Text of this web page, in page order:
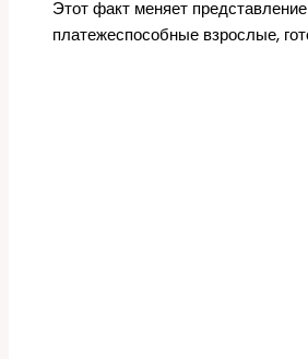
Этот факт меняет
платежеспособные взрослые,